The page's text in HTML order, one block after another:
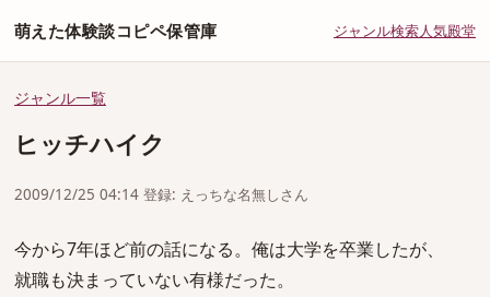
萌えた体験談コピペ保管庫 ジャンル検索人気殿堂
ジャンル一覧
ヒッチハイク
2009/12/25 04:14 登録: えっちな名無しさん
今から7年ほど前の話になる。俺は大学を卒業したが、
就職も決まっていない有様だった。